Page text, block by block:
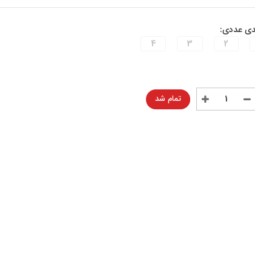
عددی:
2
3
4
تمام شد